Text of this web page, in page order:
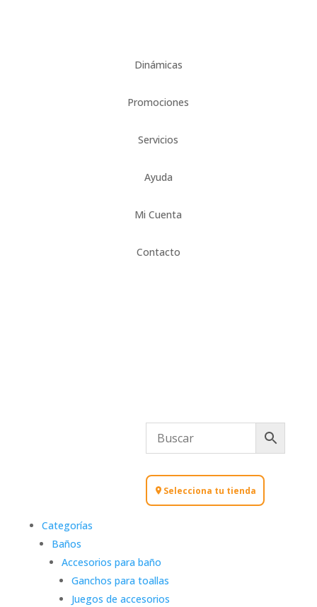
Dinámicas
Promociones
Servicios
Ayuda
Mi Cuenta
Contacto
Categorías
Baños
Accesorios para baño
Ganchos para toallas
Juegos de accesorios
Selecciona tu tienda